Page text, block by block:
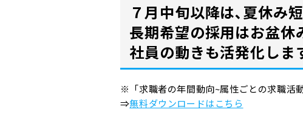
７月中旬以降は､夏休み
長期希望の採用はお盆
社員の動きも活発化しま
※「求職者の年間動向~属性ごとの求職活
⇒無料ダウンロードはこちら